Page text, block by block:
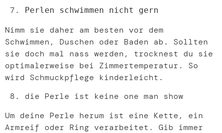
Perlen schwimmen nicht gern
Nimm sie daher am besten vor dem
Schwimmen, Duschen oder Baden ab. Sollten
sie doch mal nass werden, trocknest du sie
optimalerweise bei Zimmertemperatur. So
wird Schmuckpflege kinderleicht.
die Perle ist keine one man show
Um deine Perle herum ist eine Kette, ein
Armreif oder Ring verarbeitet. Gib immer